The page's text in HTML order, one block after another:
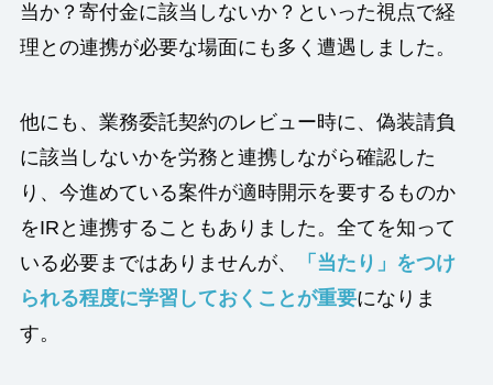
当か？寄付金に該当しないか？といった視点で経
理との連携が必要な場面にも多く遭遇しました。
他にも、業務委託契約のレビュー時に、偽装請負
に該当しないかを労務と連携しながら確認した
り、今進めている案件が適時開示を要するものか
をIRと連携することもありました。全てを知って
いる必要まではありませんが、
「当たり」をつけ
られる程度に学習しておくことが重要になりま
す。